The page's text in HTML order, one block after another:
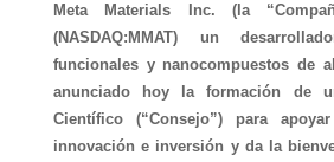
Meta Materials Inc. (la
(NASDAQ:MMAT) un
funcionales y nanocompuestos de
anunciado hoy la formación de
Científico (“Consejo”) para
innovación e inversión y da la